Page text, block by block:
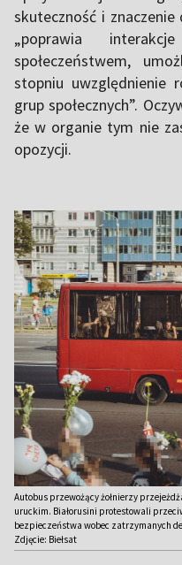
skuteczność i znaczenie
„poprawia
społeczeństwem,
stopniu uwzględnienie
grup społecznych”.
że w organie tym nie
opozycji.
Autobus przewożący żołnierzy
uruckim. Białorusini protestowali
bezpieczeństwa wobec zatrzymanych
Zdjęcie: Biełsat